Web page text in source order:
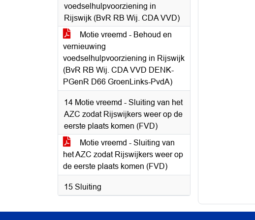
voedselhulpvoorziening in
Rijswijk (BvR RB Wij. CDA VVD)
Motie vreemd - Behoud en
vernieuwing
voedselhulpvoorziening in Rijswijk
(BvR RB Wij. CDA VVD DENK-
PGenR D66 GroenLinks-PvdA)
14 Motie vreemd - Sluiting van het
AZC zodat Rijswijkers weer op de
eerste plaats komen (FVD)
Motie vreemd - Sluiting van
het AZC zodat Rijswijkers weer op
de eerste plaats komen (FVD)
15 Sluiting